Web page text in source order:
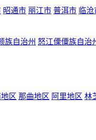
昭通市 丽江市 普洱市 临
族自治州 怒江傈僳族自治
区 那曲地区 阿里地区 林